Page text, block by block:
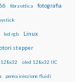
fibra ottica fotografia
led rgb Linux
stepper
oled 128x32 IIC
penna iniezione fluidi